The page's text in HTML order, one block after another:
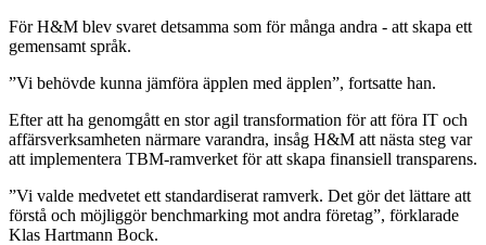
För H&M blev svaret detsamma som för många andra - att skapa ett
gemensamt språk.
”Vi behövde kunna jämföra äpplen med äpplen”, fortsatte han.
Efter att ha genomgått en stor agil transformation för att föra IT och
affärsverksamheten närmare varandra, insåg H&M att nästa steg var
att implementera TBM-ramverket för att skapa finansiell transparens.
”Vi valde medvetet ett standardiserat ramverk. Det gör det lättare att
förstå och möjliggör benchmarking mot andra företag”, förklarade
Klas Hartmann Bock.